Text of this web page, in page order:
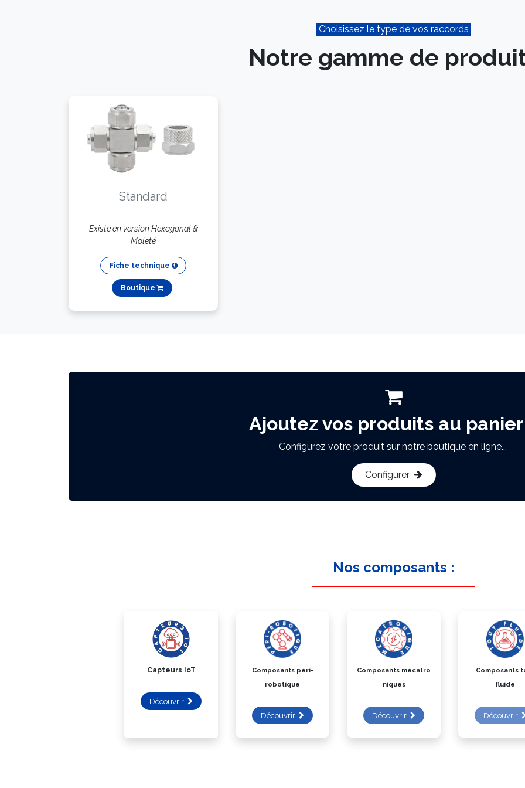
Choisissez le type de vos raccords
Notre gamme de
Standard
Existe en version Hexagonal &
Moleté
Fiche technique
Boutique
Ajoutez vos produits au
Configurez votre produit sur notre boutique en ligne...
Configurer
Nos composants :
Capteurs IoT
Découvrir
Composants péri-
robotique
Découvrir
Composants mécatro
niques
Découvrir
Composants
fluide
Découvrir